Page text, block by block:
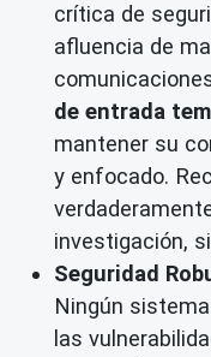
crítica de
afluencia de
de entrada
mantener su
y enfocado.
investigación,
Seguridad
Ningún
las